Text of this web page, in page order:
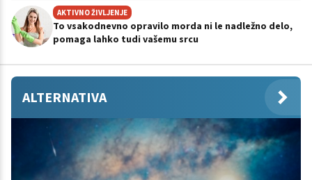
AKTIVNO ŽIVLJENJE
To vsakodnevno opravilo morda ni le nadležno delo,
pomaga lahko tudi vašemu srcu
ALTERNATIVA